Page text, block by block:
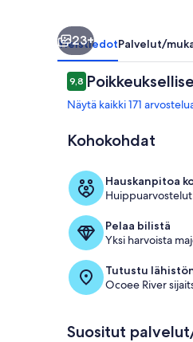
23+
YleistiedotPalvelut/
Arvostelut
9,89,8 kautta 10.
Näytä kaikki 171
Kohokohdat
Hauskanpitoa
Pelaa bilistä
Yksi harvoista
Tutustu
Ocoee River
Suositut